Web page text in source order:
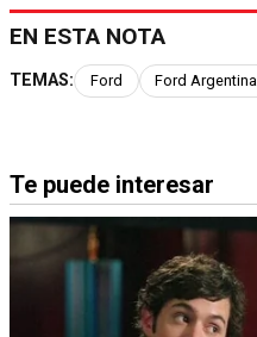
EN ESTA NOTA
TEMAS: Ford Ford Argentina